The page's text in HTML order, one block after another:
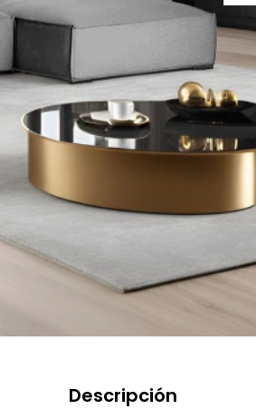
Descripción